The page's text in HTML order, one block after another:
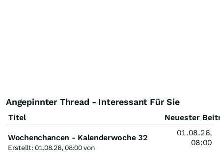
Angepinnter Thread - Interessant Für Sie
Titel Neuester
Wochenchancen - Kalenderwoche 32
Erstellt: 01.08.26, 08:00 von
01.08.26,
08:00